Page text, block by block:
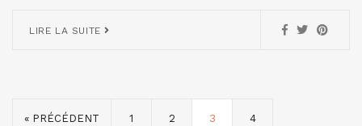
LIRE LA SUITE
« PRÉCÉDENT 1 2 3 4